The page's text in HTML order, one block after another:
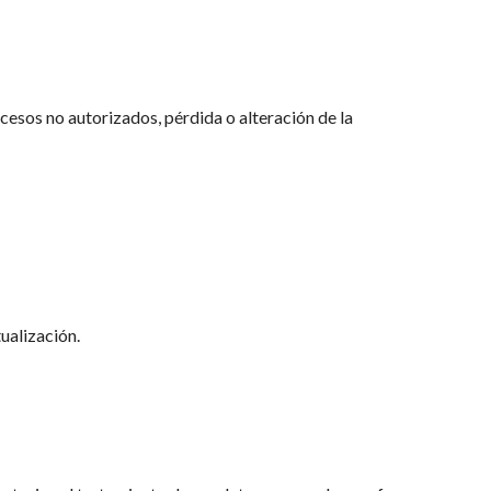
no autorizados, pérdida o alteración de la